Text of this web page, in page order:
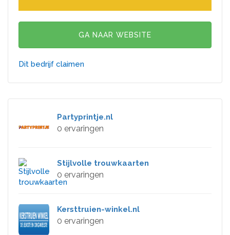
GA NAAR WEBSITE
Dit bedrijf claimen
Partyprintje.nl
0 ervaringen
Stijlvolle trouwkaarten
0 ervaringen
Kersttruien-winkel.nl
0 ervaringen